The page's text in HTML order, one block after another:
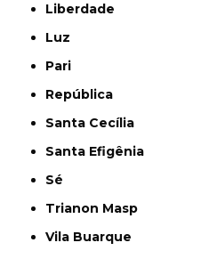
Liberdade
Luz
Pari
República
Santa Cecília
Santa Efigênia
Sé
Trianon Masp
Vila Buarque